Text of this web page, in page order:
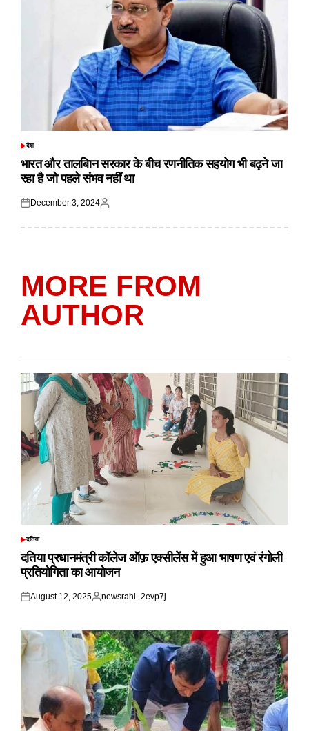
POSTED
देश
भारत और तालबिान सरकार के बीच रणनीतिक सहयोग भी बढ़ने जा
रहा है जो पहले संभव नहीं था
Posted
December 3, 2024
Posted
MORE FROM
AUTHOR
POSTED
दतिया
दतिया प्रधानमंत्री कॉलेज ऑफ़ एक्सीलेंस में हुआ भाषण एवं रंगोली
प्रतियोगिता का आयोजन
Posted
August 12, 2025
Posted
newsrahi_2evp7j